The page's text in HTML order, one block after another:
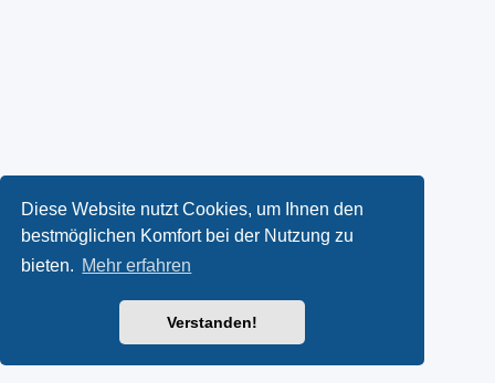
Diese Website nutzt Cookies, um Ihnen den
bestmöglichen Komfort bei der Nutzung zu
bieten. Mehr erfahren
Verstanden!